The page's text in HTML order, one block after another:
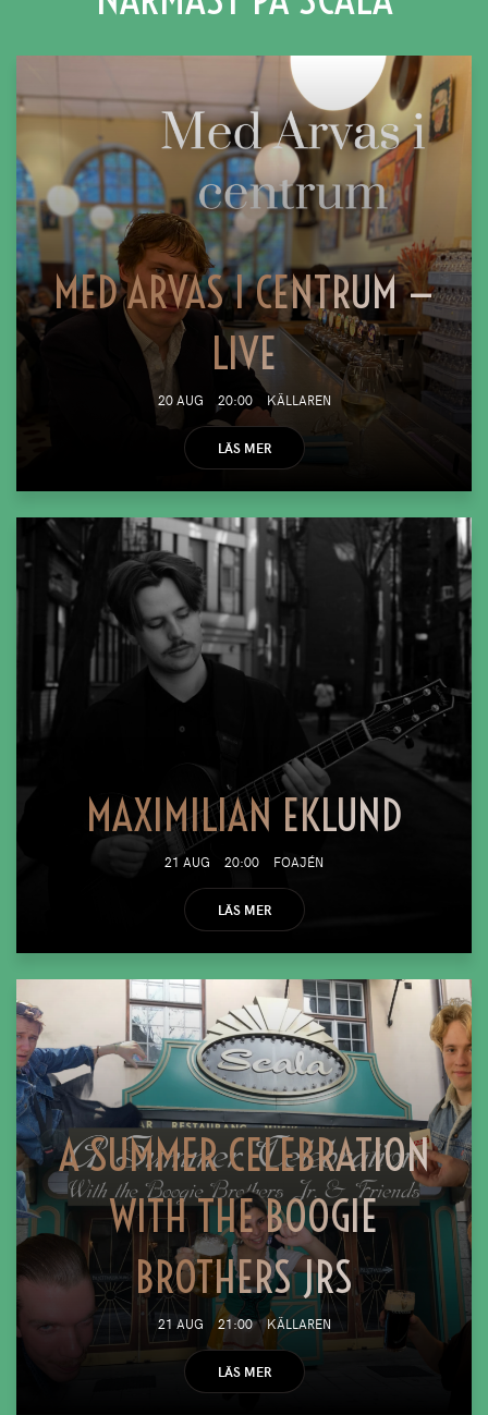
MED ARVAS I CENTRUM —
LIVE
20 AUG 20:00 KÄLLAREN
LÄS MER
MAXIMILIAN EKLUND
21 AUG 20:00 FOAJÉN
LÄS MER
A SUMMER CELEBRATION
WITH THE BOOGIE
BROTHERS JRS
21 AUG 21:00 KÄLLAREN
LÄS MER